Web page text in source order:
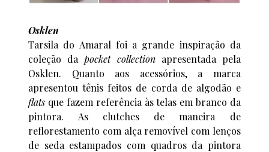
Osklen
Tarsila do Amaral foi a grande inspiração da
coleção dapocket collectionapresentada pela
Osklen. Quanto aos acessórios, a marca
apresentou tênis feitos de corda de algodão e
flats que fazem referência às telas em branco da
pintora. As clutches de maneira de
reflorestamento com alça removível com lenços
de seda estampados com quadros da pintora